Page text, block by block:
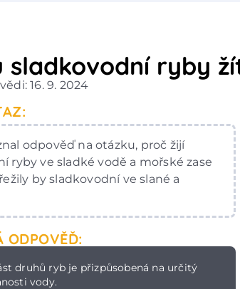
sladkovodní ryby
16. 9. 2024
odpověď na otázku, proč žijí
ryby ve sladké vodě a mořské zase
by sladkovodní ve slané a
ODPOVĚĎ:
druhů ryb je přizpůsobená na určitý
vody.